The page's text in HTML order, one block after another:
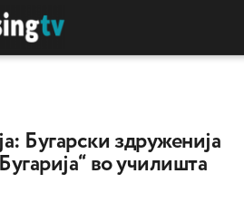
Бугарски здруженија
во училишта